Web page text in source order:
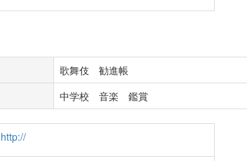
歌舞伎 勧進帳
中学校 音楽 鑑賞
http://